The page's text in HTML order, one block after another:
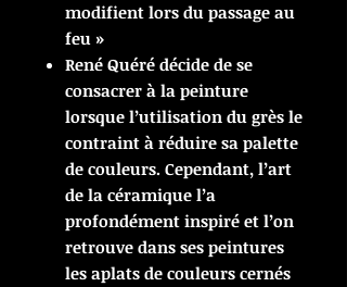
modifient lors du passage au
feu »
René Quéré décide de se
consacrer à la peinture
lorsque l’utilisation du grès le
contraint à réduire sa palette
de couleurs. Cependant, l’art
de la céramique l’a
profondément inspiré et l’on
retrouve dans ses peintures
les aplats de couleurs cernés